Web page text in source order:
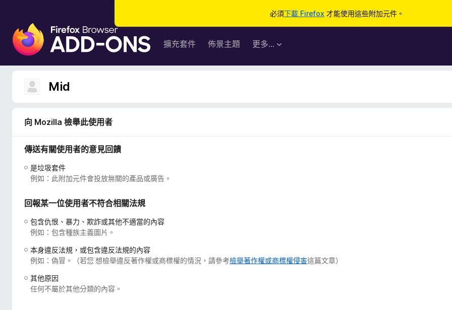
必須下載 Firefox 才能使用這些附加元件。
F
i
e
擴充套件 佈景主題 更多…
Mid
向 Mozilla 檢舉此使用者
傳送有關使用者的意見回饋
是垃圾套件
例如：此附加元件會投放無關的產品或廣告。
回報某一位使用者不符合相關法規
包含仇恨、暴力、欺詐或其他不適當的內容
例如：包含種族主義圖片。
本身違反法規，或包含違反法規的內容
例如：偽冒。（若您˙想檢舉違反著作權或商標權的情況，請參考檢舉著作權或商標權侵害這篇文章）
其他原因
任何不屬於其他分類的內容。